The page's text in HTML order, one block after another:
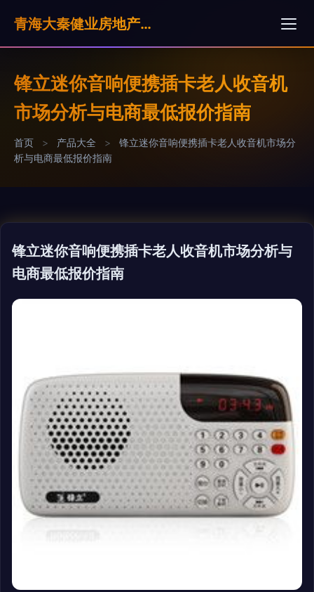
青海大秦健业房地产营销策划有限公司
锋立迷你音响便携插卡老人收音机
市场分析与电商最低报价指南
首页 > 产品大全 >
锋立迷你音响便携插卡老人收音机市场分
析与电商最低报价指南
锋立迷你音响便携插卡老人收音机市场分析与
电商最低报价指南